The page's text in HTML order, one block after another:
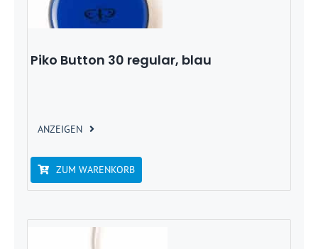
Piko Button 30 regular, blau
ANZEIGEN
ZUM WARENKORB